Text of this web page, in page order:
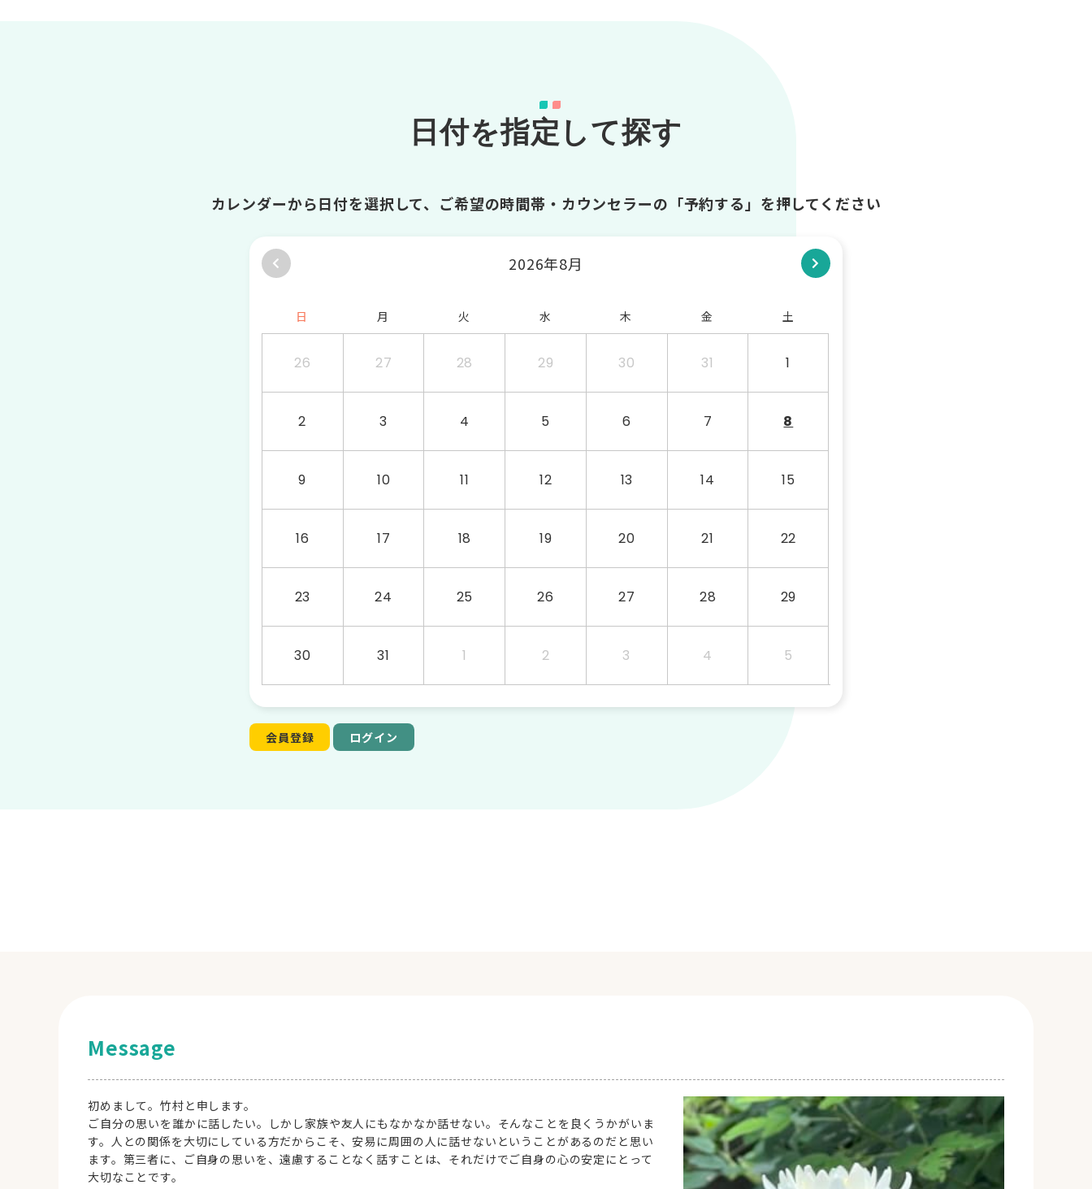
日付を指定して探す
カレンダーから日付を選択して、ご希望の時間帯・カウンセラーの「予約する」を押してください
2026年8月
日 月 火 水 木 金 土
26 27 28 29 30 31 1
2 3 4 5 6 7 8
9 10 11 12 13 14 15
16 17 18 19 20 21 22
23 24 25 26 27 28 29
30 31 1 2 3 4 5
会員登録 ログイン
Message
初めまして。竹村と申します。
ご自分の思いを誰かに話したい。しかし家族や友人にもなかなか話せない。そんなことを良くうかがいま
す。人との関係を大切にしている方だからこそ、安易に周囲の人に話せないということがあるのだと思い
ます。第三者に、ご自身の思いを、遠慮することなく話すことは、それだけでご自身の心の安定にとって
大切なことです。